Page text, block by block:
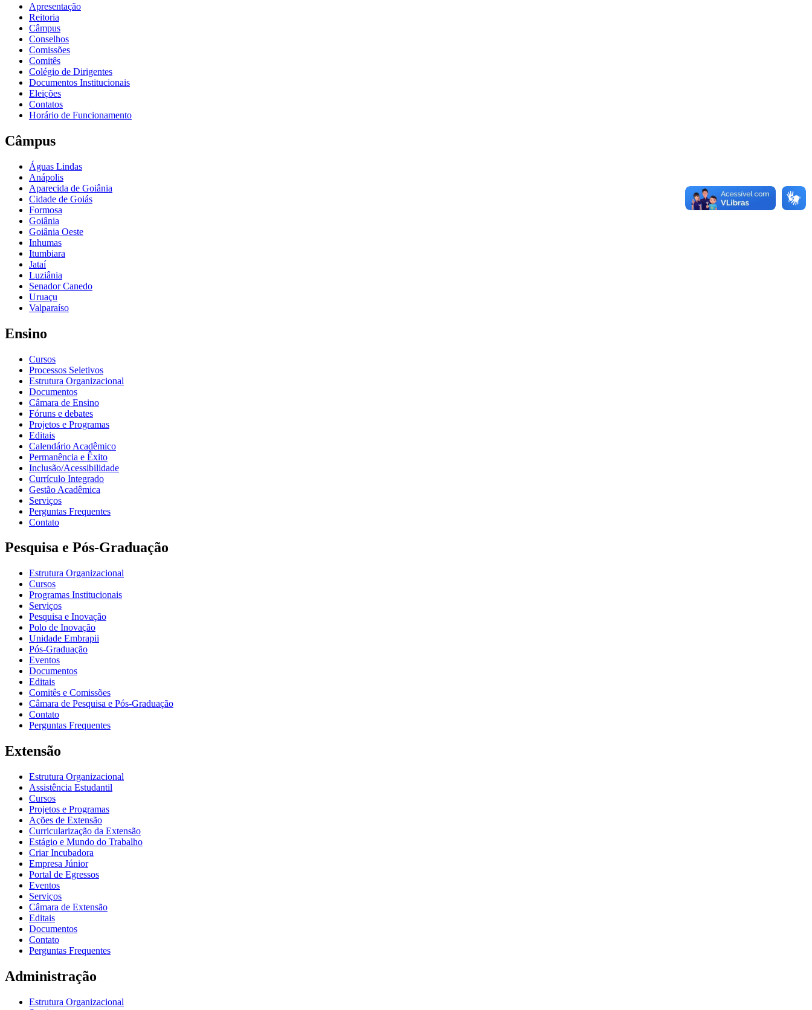
Apresentação
Reitoria
Câmpus
Conselhos
Comissões
Comitês
Colégio de Dirigentes
Documentos Institucionais
Eleições
Contatos
Horário de Funcionamento
Câmpus
Águas Lindas
Anápolis
Aparecida de Goiânia
Cidade de Goiás
Formosa
Goiânia
Goiânia Oeste
Inhumas
Itumbiara
Jataí
Luziânia
Senador Canedo
Uruaçu
Valparaíso
Ensino
Cursos
Processos Seletivos
Estrutura Organizacional
Documentos
Câmara de Ensino
Fóruns e debates
Projetos e Programas
Editais
Calendário Acadêmico
Permanência e Êxito
Inclusão/Acessibilidade
Currículo Integrado
Gestão Acadêmica
Serviços
Perguntas Frequentes
Contato
Pesquisa e Pós-Graduação
Estrutura Organizacional
Cursos
Programas Institucionais
Serviços
Pesquisa e Inovação
Polo de Inovação
Unidade Embrapii
Pós-Graduação
Eventos
Documentos
Editais
Comitês e Comissões
Câmara de Pesquisa e Pós-Graduação
Contato
Perguntas Frequentes
Extensão
Estrutura Organizacional
Assistência Estudantil
Cursos
Projetos e Programas
Ações de Extensão
Curricularização da Extensão
Estágio e Mundo do Trabalho
Criar Incubadora
Empresa Júnior
Portal de Egressos
Eventos
Serviços
Câmara de Extensão
Editais
Documentos
Contato
Perguntas Frequentes
Administração
Estrutura Organizacional